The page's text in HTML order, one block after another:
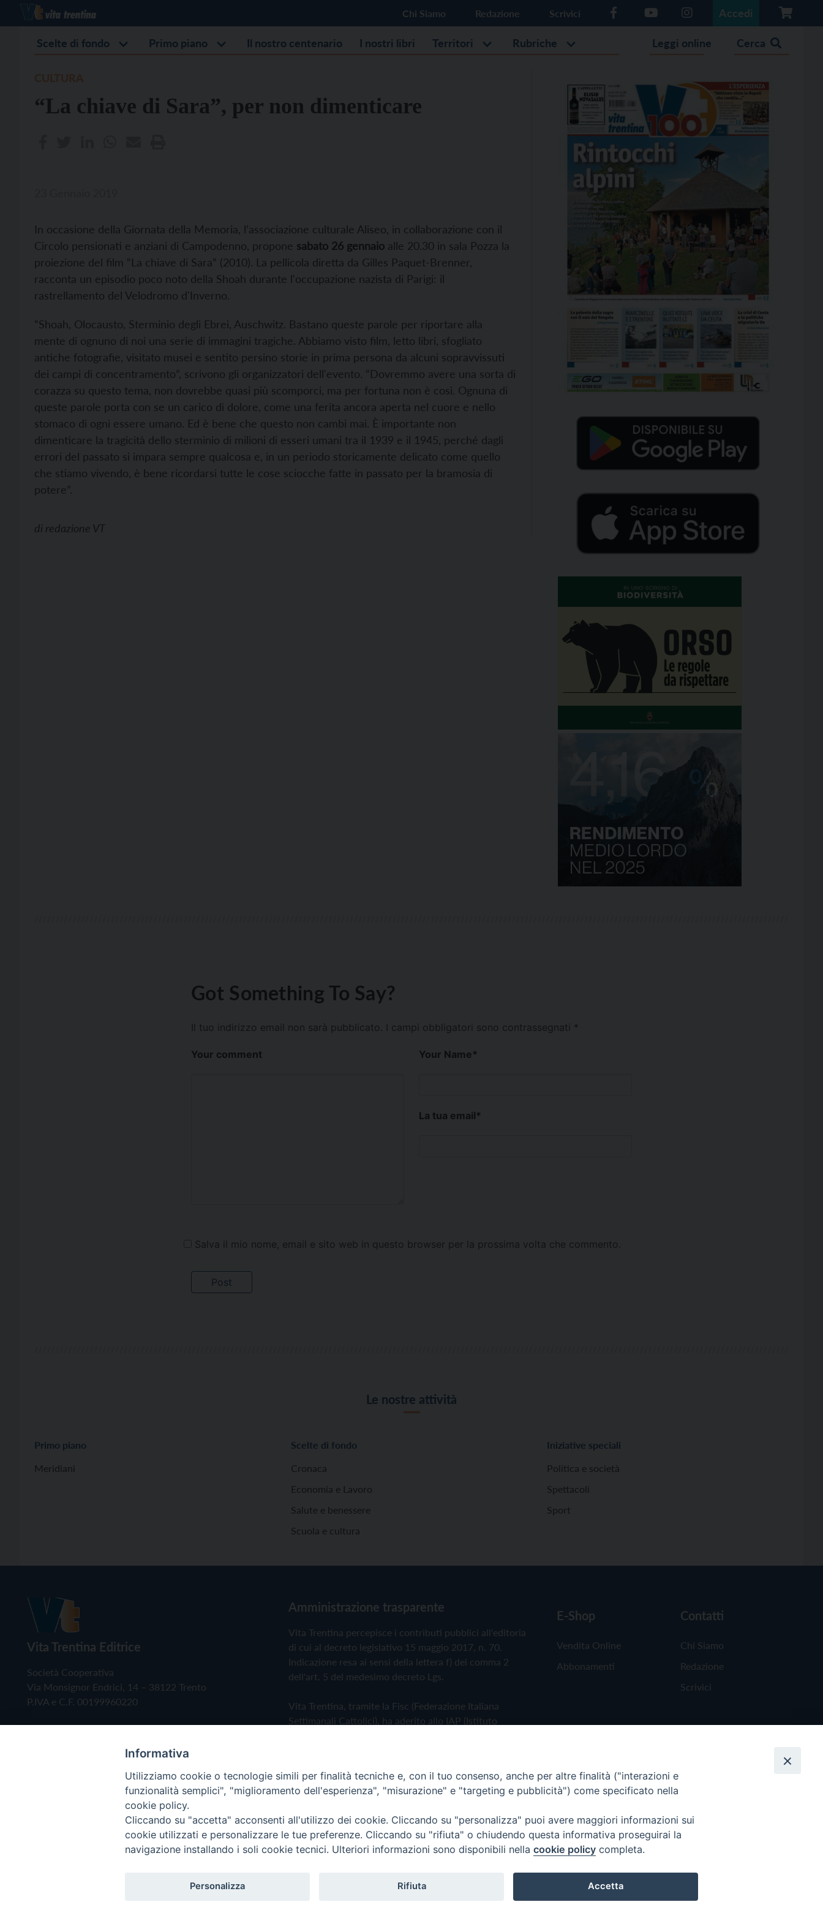
Chi Siamo Redazione Scrivici Accedi
Scelte di fondo Primo piano Il nostro centenario I nostri libri Territori Rubriche Leggi online Cerca
“La chiave di Sara”, per non dimenticare
In occasione della Giornata della Memoria, l’associazione culturale Aliseo, in collaborazione con il
Circolo pensionati e anziani di Campodenno, propone sabato 26 gennaio alle 20.30 in sala Pozza la
proiezione del film “La chiave di Sara” (2010). La pellicola diretta da Gilles Paquet-Brenner,
racconta un episodio poco noto della Shoah durante l'occupazione nazista di Parigi: il
rastrellamento del Velodromo d'Inverno.
“Shoah, Olocausto, Sterminio degli Ebrei, Auschwitz. Bastano queste parole per riportare alla
mente di ognuno di noi una serie di immagini tragiche. Abbiamo visto film, letto libri, sfogliato
antiche fotografie, visitato musei e sentito persino storie in prima persona da alcuni sopravvissuti
dei campi di concentramento”, scrivono gli organizzatori dell'evento. “Dovremmo avere una sorta di
corazza su questo tema, non dovrebbe quasi più scomporci, ma per fortuna non è così. Ognuna di
queste parole porta con se un carico di dolore, come una ferita ancora aperta nel cuore e nello
stomaco di ogni essere umano. Ed è bene che questo non cambi mai. È importante non
dimenticare la tragicità dello sterminio di milioni di esseri umani tra il 1939 e il 1945, perché dagli
errori del passato si impara sempre qualcosa e, in un periodo storicamente delicato come quello
che stiamo vivendo, è bene ricordarsi tutte le cose sciocche fatte in passato per la bramosia di
potere”.
di redazione VT
Got Something To Say?
Il tuo indirizzo email non sarà pubblicato. I campi obbligatori sono contrassegnati *
Your comment Your Name*
La tua email*
Salva il mio nome, email e sito web in questo browser per la prossima volta che commento.
Le nostre attività
Primo piano
Meridiani
Scelte di fondo
Cronaca
Economia e Lavoro
Salute e benessere
Scuola e cultura
Iniziative speciali
Politica e società
Spettacoli
Sport
Vita Trentina Editrice
Società Cooperativa
Via Monsignor Endrici, 14 – 38122 Trento
P.IVA e C.F. 00199960220
Amministrazione trasparente
Vita Trentina percepisce i contributi pubblici all'editoria
di cui al decreto legislativo 15 maggio 2017, n. 70.
Indicazione resa ai sensi della lettera f) del comma 2
dell'art. 5 del medesimo decreto Lgs.
Vita Trentina, tramite la Fisc (Federazione Italiana
Settimanali Cattolici), ha aderito allo IAP (Istituto
Privacy Policy Cookie Policy
E-Shop
Vendita Online
Abbonamenti
Contatti
Chi Siamo
Redazione
Scrivici
Copyright © 2019 - Tutti i diritti riservati - Vita Trentina Editrice
Informativa
Utilizziamo cookie o tecnologie simili per finalità tecniche e, con il tuo consenso, anche per altre finalità ("interazioni e
funzionalità semplici", "miglioramento dell'esperienza", "misurazione" e "targeting e pubblicità") come specificato nella
cookie policy.
Cliccando su "accetta" acconsenti all'utilizzo dei cookie. Cliccando su "personalizza" puoi avere maggiori informazioni sui
cookie utilizzati e personalizzare le tue preferenze. Cliccando su "rifiuta" o chiudendo questa informativa proseguirai la
navigazione installando i soli cookie tecnici. Ulteriori informazioni sono disponibili nella cookie policy completa.
Personalizza Rifiuta Accetta